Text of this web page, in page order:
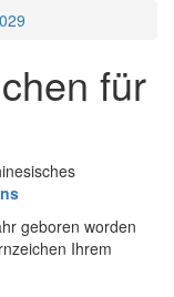
für
geboren worden
Ihrem